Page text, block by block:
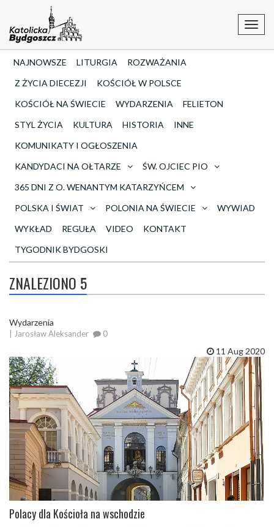
NAJNOWSZE LITURGIA
ROZWAŻANIA
Z ŻYCIA DIECEZJI
KOŚCIÓŁ W POLSCE
KOŚCIÓŁ NA ŚWIECIE
WYDARZENIA
FELIETON
STYL ŻYCIA
KULTURA HISTORIA
INNE
KOMUNIKATY I OGŁOSZENIA
KANDYDACI NA OŁTARZE
ŚW. OJCIEC PIO
365 DNI Z O. WENANTYM KATARZYŃCEM
POLSKA I ŚWIAT
POLONIA NA ŚWIECIE
WYWIAD
WYKŁAD
REGUŁA VIDEO
KONTAKT
TYGODNIK BYDGOSKI
ZNALEZIONO 5
Wydarzenia
| Jarosław Aleksander 0
11 Aug 2020
Polacy dla Kościoła na wschodzie